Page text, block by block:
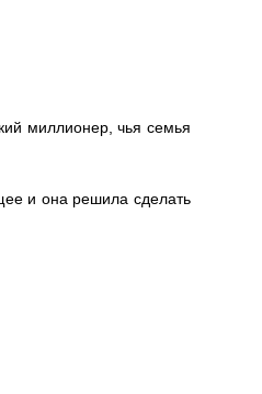
миллионер, чья семья
и она решила сделать